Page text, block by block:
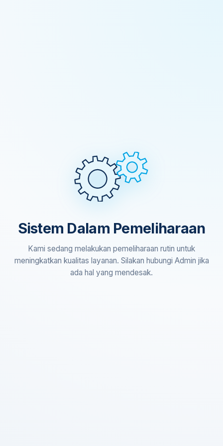
Sistem Dalam Pemeliharaan
Kami sedang melakukan pemeliharaan rutin untuk
meningkatkan kualitas layanan. Silakan hubungi Admin jika
ada hal yang mendesak.